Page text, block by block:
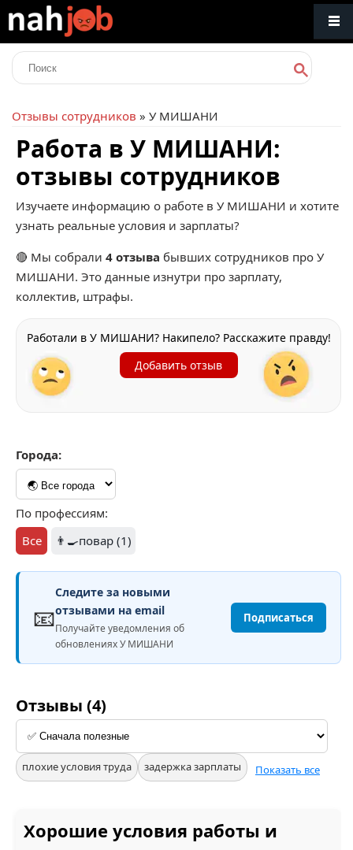
Отзывы сотрудников » У МИШАНИ
Работа в У МИШАНИ:
отзывы сотрудников
Изучаете информацию о работе в У МИШАНИ и хотите
узнать реальные условия и зарплаты?
🔴 Мы собрали 4 отзыва бывших сотрудников про У
МИШАНИ. Это данные изнутри про зарплату,
коллектив, штрафы.
Работали в У МИШАНИ? Накипело? Расскажите правду!
Добавить отзыв
Города:
По профессиям:
Все
👨‍🍳повар (1)
📧
Следите за новыми
отзывами на email
Получайте уведомления об
обновлениях У МИШАНИ
Подписаться
Отзывы (4)
плохие условия труда задержка зарплаты Показать все
Хорошие условия работы и